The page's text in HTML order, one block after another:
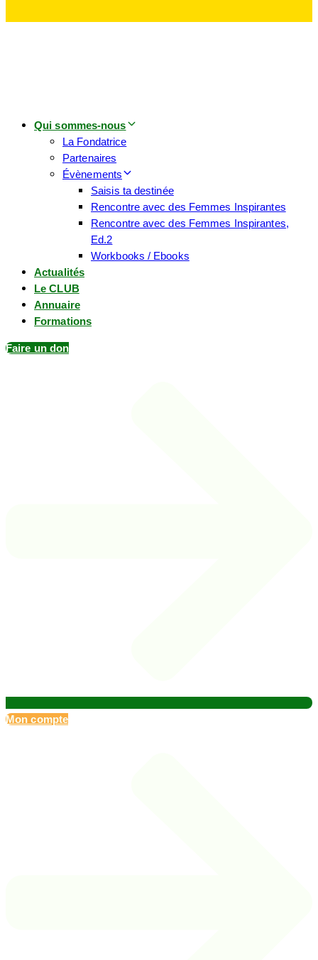
Qui sommes-nous
La Fondatrice
Partenaires
Évènements
Saisis ta destinée
Rencontre avec des Femmes Inspirantes
Rencontre avec des Femmes Inspirantes,
Ed.2
Workbooks / Ebooks
Actualités
Le CLUB
Annuaire
Formations
Faire un don
Mon compte